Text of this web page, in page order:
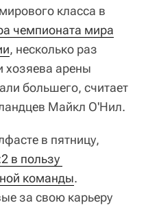
класса в
чемпионата мира
, несколько раз
хозяева арены
большего, считает
Майкл О'Нил.
в пятницу,
в пользу
команды.
за свою карьеру